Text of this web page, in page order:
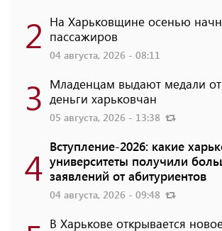
2 На Харьковщине осенью
пассажиров
04 августа, 2026 - 08:11
3 Младенцам выдают медали от
деньги харьковчан
05 августа, 2026 - 13:38
4 Вступление-2026: какие
университеты получили
заявлений от абитуриентов
04 августа, 2026 - 09:48
В Харькове открывается